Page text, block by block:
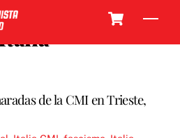
de la CMI en Trieste,